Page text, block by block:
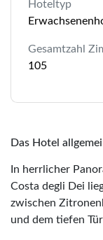
Hoteltyp
Gesamtzahl
105
Das Hotel
In herrlicher
Costa degli Dei
zwischen
und dem tiefen